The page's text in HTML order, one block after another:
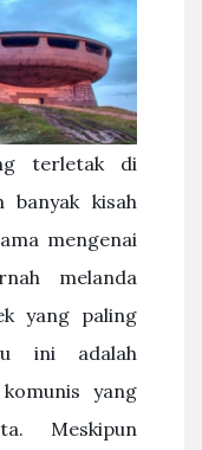
terletak di
banyak kisah
mengenai
melanda
yang paling
ini adalah
yang
Meskipun